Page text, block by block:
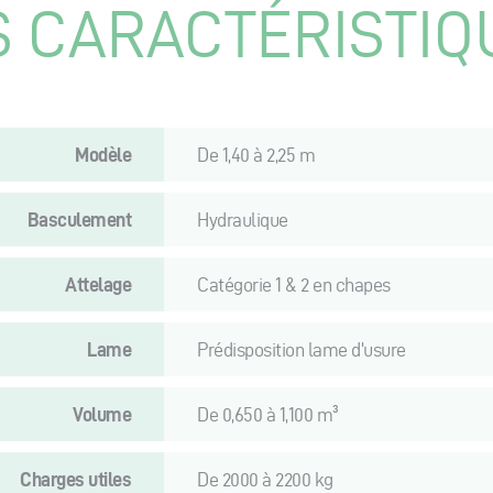
Modèle De 1,40 à 2,25 m
Basculement Hydraulique
Attelage Catégorie 1 & 2 en chapes
Lame Prédisposition lame d'usure
Volume De 0,650 à 1,100 m³
Charges utiles De 2000 à 2200 kg